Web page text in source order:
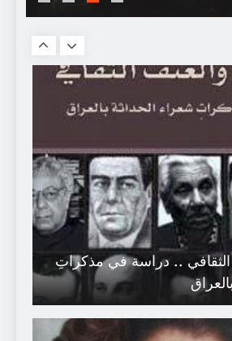
الثقافي .. دراسة في مذكراتِ